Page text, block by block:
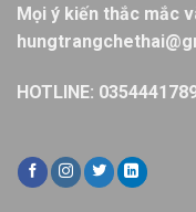
Mọi ý kiến thắc mắc
HOTLINE: